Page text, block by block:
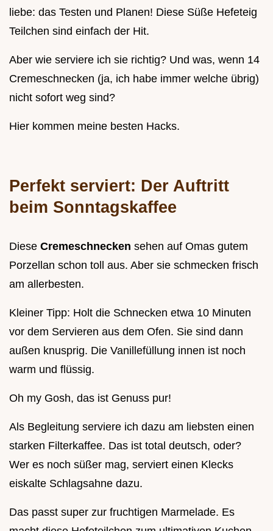
liebe: das Testen und Planen! Diese Süße Hefeteig
Teilchen sind einfach der Hit.
Aber wie serviere ich sie richtig? Und was, wenn 14
Cremeschnecken (ja, ich habe immer welche übrig)
nicht sofort weg sind?
Hier kommen meine besten Hacks.
Perfekt serviert: Der Auftritt
beim Sonntagskaffee
Diese Cremeschnecken sehen auf Omas gutem
Porzellan schon toll aus. Aber sie schmecken frisch
am allerbesten.
Kleiner Tipp: Holt die Schnecken etwa 10 Minuten
vor dem Servieren aus dem Ofen. Sie sind dann
außen knusprig. Die Vanillefüllung innen ist noch
warm und flüssig.
Oh my Gosh, das ist Genuss pur!
Als Begleitung serviere ich dazu am liebsten einen
starken Filterkaffee. Das ist total deutsch, oder?
Wer es noch süßer mag, serviert einen Klecks
eiskalte Schlagsahne dazu.
Das passt super zur fruchtigen Marmelade. Es